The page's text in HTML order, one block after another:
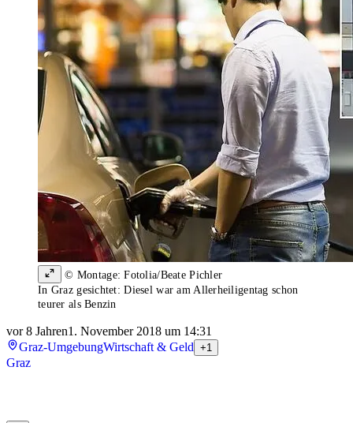
© Montage: Fotolia/Beate Pichler
In Graz gesichtet: Diesel war am Allerheiligentag schon
teurer als Benzin
vor 8 Jahren1. November 2018 um 14:31
Graz-UmgebungWirtschaft & Geld +1
Graz